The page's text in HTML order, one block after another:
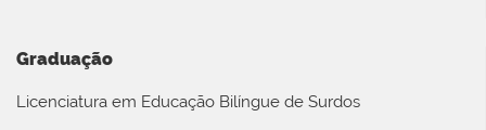
Graduação
Licenciatura em Educação Bilíngue de Surdos